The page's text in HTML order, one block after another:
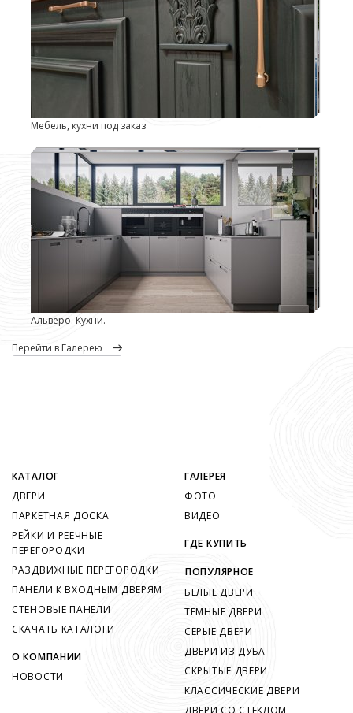
Мебель, кухни под заказ
Альверо. Кухни.
перейти в Галерею
КАТАЛОГ
ДВЕРИ
ПАРКЕТНАЯ ДОСКА
РЕЙКИ И РЕЕЧНЫЕ
ПЕРЕГОРОДКИ
РАЗДВИЖНЫЕ ПЕРЕГОРОДКИ
ПАНЕЛИ К ВХОДНЫМ ДВЕРЯМ
СТЕНОВЫЕ ПАНЕЛИ
СКАЧАТЬ КАТАЛОГИ
О КОМПАНИИ
НОВОСТИ
ГАЛЕРЕЯ
ФОТО
ВИДЕО
ГДЕ КУПИТЬ
ПОПУЛЯРНОЕ
БЕЛЫЕ ДВЕРИ
ТЕМНЫЕ ДВЕРИ
СЕРЫЕ ДВЕРИ
ДВЕРИ ИЗ ДУБА
СКРЫТЫЕ ДВЕРИ
КЛАССИЧЕСКИЕ ДВЕРИ
ДВЕРИ СО СТЕКЛОМ